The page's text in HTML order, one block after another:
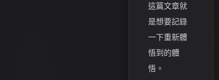
這篇文章就
是想要記錄
一下重新體
悟到的體
悟。